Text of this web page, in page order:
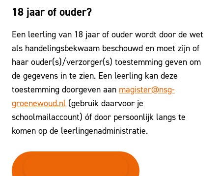
18 jaar of ouder?
Een leerling van 18 jaar of ouder wordt door de wet
als handelingsbekwaam beschouwd en moet zijn of
haar ouder(s)/verzorger(s) toestemming geven om
de gegevens in te zien. Een leerling kan deze
toestemming doorgeven aan magister@nsg-
groenewoud.nl (gebruik daarvoor je
schoolmailaccount) óf door persoonlijk langs te
komen op de leerlingenadministratie.